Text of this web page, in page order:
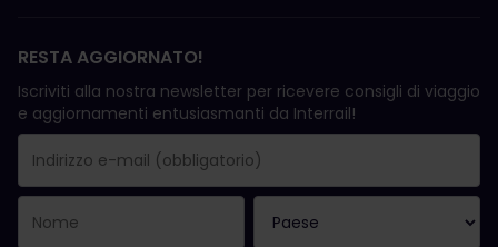
RESTA AGGIORNATO!
Iscriviti alla nostra newsletter per ricevere consigli di viaggio
e aggiornamenti entusiasmanti da Interrail!